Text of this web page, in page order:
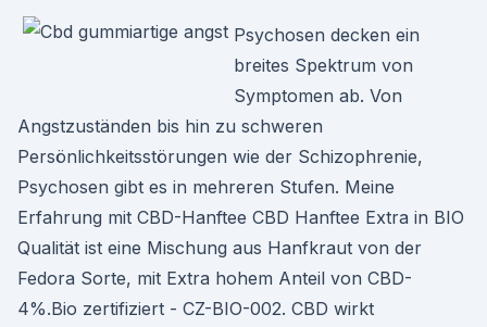
Psychosen decken ein
breites Spektrum von
Symptomen ab. Von
Angstzuständen bis hin zu schweren
Persönlichkeitsstörungen wie der Schizophrenie,
Psychosen gibt es in mehreren Stufen. Meine
Erfahrung mit CBD-Hanftee CBD Hanftee Extra in BIO
Qualität ist eine Mischung aus Hanfkraut von der
Fedora Sorte, mit Extra hohem Anteil von CBD-
4%.Bio zertifiziert - CZ-BIO-002. CBD wirkt